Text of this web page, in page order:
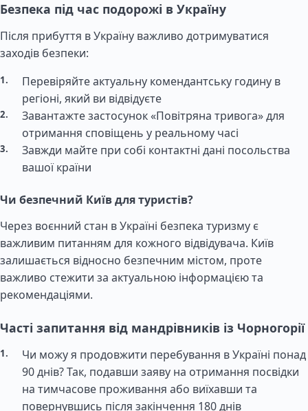
Безпека під час подорожі в Україну
Після прибуття в Україну важливо дотримуватися
заходів безпеки:
Перевіряйте актуальну комендантську годину в
регіоні, який ви відвідуєте
Завантажте застосунок «Повітряна тривога» для
отримання сповіщень у реальному часі
Завжди майте при собі контактні дані посольства
вашої країни
Чи безпечний Київ для туристів?
Через воєнний стан в Україні безпека туризму є
важливим питанням для кожного відвідувача. Київ
залишається відносно безпечним містом, проте
важливо стежити за актуальною інформацією та
рекомендаціями.
Часті запитання від мандрівників із Чорногорії
Чи можу я продовжити перебування в Україні понад
90 днів? Так, подавши заяву на отримання посвідки
на тимчасове проживання або виїхавши та
повернувшись після закінчення 180 днів